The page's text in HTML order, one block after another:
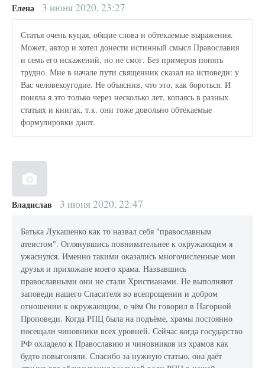
Елена 3 июня 2020, 23:27
Статья очень куцая, общие слова и обтекаемые выражения.
Может, автор и хотел донести истинный смысл Православия
и семь его искажений, но не смог. Без примеров понять
трудно. Мне в начале пути священник сказал на исповеди: у
Вас человекоугодие. Не объяснив, что это, как бороться. И
поняла я это только через несколько лет, копаясь в разных
статьях и книгах, т.к. они тоже довольно обтекаемые
формулировки дают.
Владислав 3 июня 2020, 22:47
Батька Лукашенко как то назвал себя "православным
атеистом". Оглянувшись повнимательнее к окружающим я
ужаснулся. Именно такими оказались многочисленные мои
друзья и прихожане моего храма. Назвавшись
православными они не стали Христианами. Не выполняют
заповеди нашего Спасителя во всепрощении и добром
отношении к окружающим, о чём Он говорил в Нагорной
Проповеди. Когда РПЦ была на подъёме, храмы постоянно
посещали чиновники всех уровней. Сейчас когда государство
РФ охладело к Православию и чиновников из храмов как
будто повыгоняли. Спасибо за нужную статью, она даёт